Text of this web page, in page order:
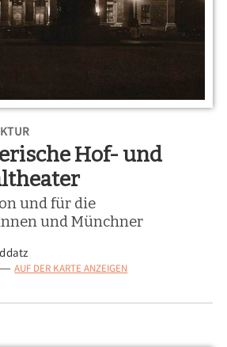
Hof- und
und für die
und Münchner
— AUF DER KARTE ANZEIGEN